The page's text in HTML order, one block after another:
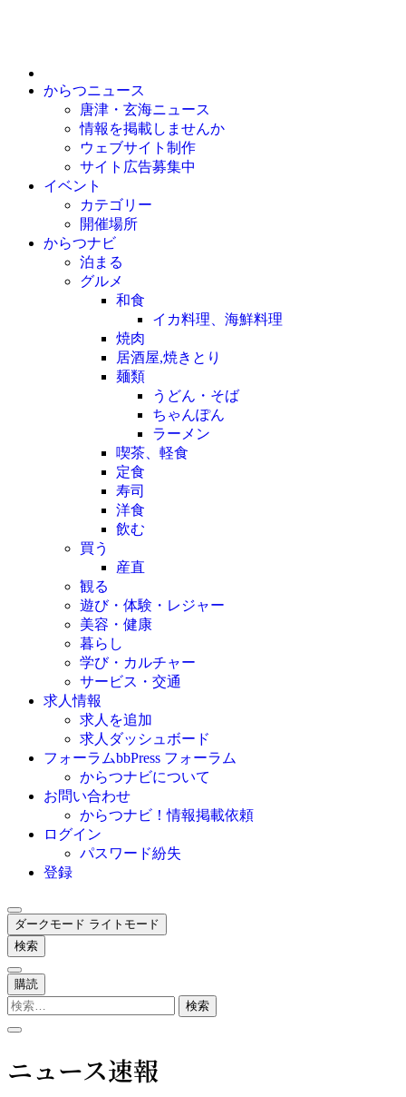
からつニュース
唐津・玄海ニュース
情報を掲載しませんか
ウェブサイト制作
サイト広告募集中
イベント
カテゴリー
開催場所
からつナビ
泊まる
グルメ
和食
イカ料理、海鮮料理
焼肉
居酒屋,焼きとり
麺類
うどん・そば
ちゃんぽん
ラーメン
喫茶、軽食
定食
寿司
洋食
飲む
買う
産直
観る
遊び・体験・レジャー
美容・健康
暮らし
学び・カルチャー
サービス・交通
求人情報
求人を追加
求人ダッシュボード
フォーラムbbPress フォーラム
からつナビについて
お問い合わせ
からつナビ！情報掲載依頼
ログイン
パスワード紛失
登録
ダークモード ライトモード
検索
購読
検
ニュース速報